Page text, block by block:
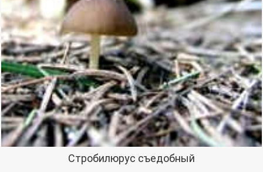
Стробилюрус съедобный